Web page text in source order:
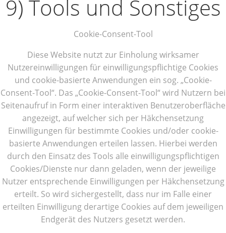
9) Tools und Sonstiges
Cookie-Consent-Tool
Diese Website nutzt zur Einholung wirksamer
Nutzereinwilligungen für einwilligungspflichtige Cookies
und cookie-basierte Anwendungen ein sog. „Cookie-
Consent-Tool“. Das „Cookie-Consent-Tool“ wird Nutzern bei
Seitenaufruf in Form einer interaktiven Benutzeroberfläche
angezeigt, auf welcher sich per Häkchensetzung
Einwilligungen für bestimmte Cookies und/oder cookie-
basierte Anwendungen erteilen lassen. Hierbei werden
durch den Einsatz des Tools alle einwilligungspflichtigen
Cookies/Dienste nur dann geladen, wenn der jeweilige
Nutzer entsprechende Einwilligungen per Häkchensetzung
erteilt. So wird sichergestellt, dass nur im Falle einer
erteilten Einwilligung derartige Cookies auf dem jeweiligen
Endgerät des Nutzers gesetzt werden.